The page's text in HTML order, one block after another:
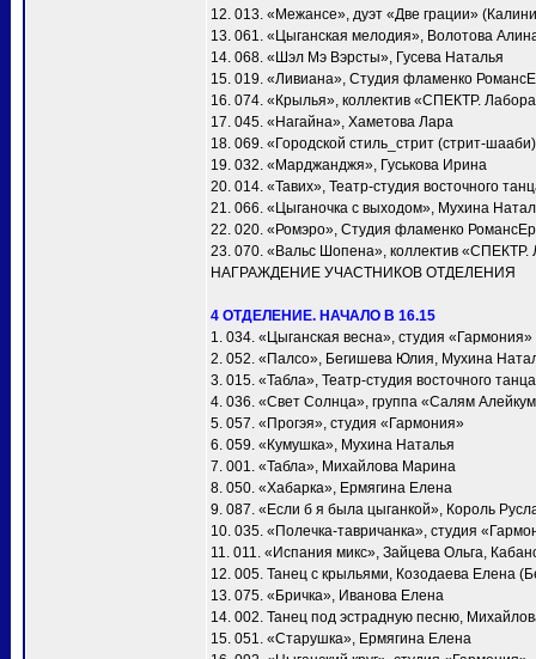
12. 013. «Межансе», дуэт «Две грации»
13. 061. «Цыганская мелодия», Волотова
14. 068. «Шэл Мэ Вэрсты», Гусева Наталья
15. 019. «Ливиана», Студия фламенко
16. 074. «Крылья», коллектив «СПЕКТР.
17. 045. «Нагайна», Хаметова Лара
18. 069. «Городской стиль_стрит (стрит-
19. 032. «Марджанджя», Гуськова Ирина
20. 014. «Тавих», Театр-студия восточного
21. 066. «Цыганочка с выходом», Мухина
22. 020. «Ромэро», Студия фламенко
23. 070. «Вальс Шопена», коллектив «СПЕКТР.
НАГРАЖДЕНИЕ УЧАСТНИКОВ ОТДЕЛЕНИЯ
4 ОТДЕЛЕНИЕ. НАЧАЛО В 16.15
1. 034. «Цыганская весна», студия «Гармония»
2. 052. «Палсо», Бегишева Юлия, Мухина
3. 015. «Табла», Театр-студия восточного
4. 036. «Свет Солнца», группа «Салям
5. 057. «Прогэя», студия «Гармония»
6. 059. «Кумушка», Мухина Наталья
7. 001. «Taбла», Михайлова Марина
8. 050. «Хабарка», Ермягина Елена
9. 087. «Если б я была цыганкой», Король
10. 035. «Полечка-тавричанка», студия
11. 011. «Испания микс», Зайцева Ольга,
12. 005. Танец с крыльями, Козодаева Елена
13. 075. «Бричка», Иванова Елена
14. 002. Танец под эстрадную песню,
15. 051. «Старушка», Ермягина Елена